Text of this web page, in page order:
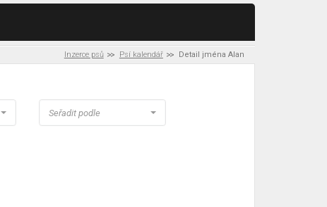
Inzerce psů Psí kalendář Detail jména Alan
Seřadit podle